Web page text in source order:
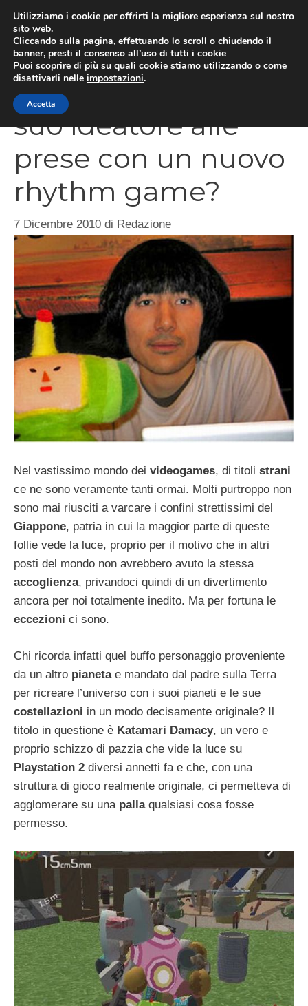
contenuto
Katamari Damacy, il
suo ideatore alle
prese con un nuovo
rhythm game?
7 Dicembre 2010 di Redazione
Nel vastissimo mondo dei videogames, di titoli strani
ce ne sono veramente tanti ormai. Molti purtroppo non
sono mai riusciti a varcare i confini strettissimi del
Giappone, patria in cui la maggior parte di queste
follie vede la luce, proprio per il motivo che in altri
posti del mondo non avrebbero avuto la stessa
accoglienza, privandoci quindi di un divertimento
ancora per noi totalmente inedito. Ma per fortuna le
eccezioni ci sono.
Chi ricorda infatti quel buffo personaggio proveniente
da un altro pianeta e mandato dal padre sulla Terra
per ricreare l’universo con i suoi pianeti e le sue
costellazioni in un modo decisamente originale? Il
titolo in questione è Katamari Damacy, un vero e
proprio schizzo di pazzia che vide la luce su
Playstation 2 diversi annetti fa e che, con una
struttura di gioco realmente originale, ci permetteva di
agglomerare su una palla qualsiasi cosa fosse
permesso.
Utilizziamo i cookie per offrirti la migliore esperienza sul nostro
sito web.
Cliccando sulla pagina, effettuando lo scroll o chiudendo il
banner, presti il consenso all’uso di tutti i cookie
Puoi scoprire di più su quali cookie stiamo utilizzando o come
disattivarli nelle impostazioni.
Accetta